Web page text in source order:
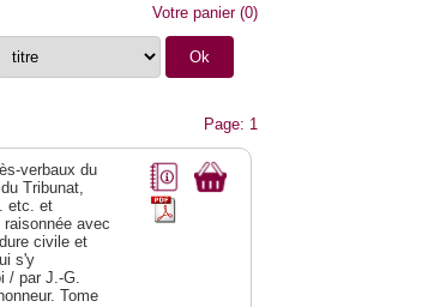
Votre panier(0)
Page: 1
verbaux du
Tribunat,
etc. et
avec
civile et
s'y
/ par J.-G.
Tome